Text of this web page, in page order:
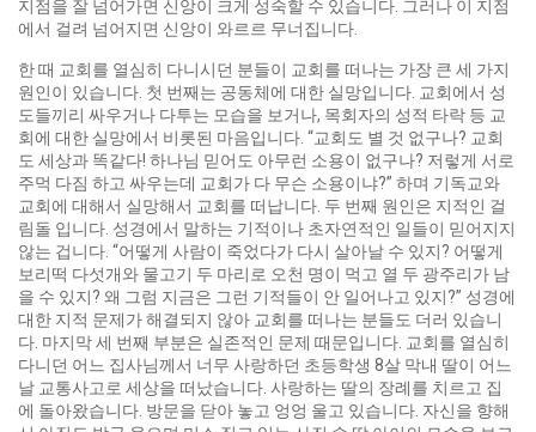
지점을 잘 넘어가면 신앙이 크게 성숙할 수 있습니다. 그러나 이 지점
에서 걸려 넘어지면 신앙이 와르르 무너집니다.
한 때 교회를 열심히 다니시던 분들이 교회를 떠나는 가장 큰 세 가지
원인이 있습니다. 첫 번째는 공동체에 대한 실망입니다. 교회에서 성
도들끼리 싸우거나 다투는 모습을 보거나, 목회자의 성적 타락 등 교
회에 대한 실망에서 비롯된 마음입니다. “교회도 별 것 없구나? 교회
도 세상과 똑같다! 하나님 믿어도 아무런 소용이 없구나? 저렇게 서로
주먹 다짐 하고 싸우는데 교회가 다 무슨 소용이냐?” 하며 기독교와
교회에 대해서 실망해서 교회를 떠납니다. 두 번째 원인은 지적인 걸
림돌 입니다. 성경에서 말하는 기적이나 초자연적인 일들이 믿어지지
않는 겁니다. “어떻게 사람이 죽었다가 다시 살아날 수 있지? 어떻게
보리떡 다섯개와 물고기 두 마리로 오천 명이 먹고 열 두 광주리가 남
을 수 있지? 왜 그럼 지금은 그런 기적들이 안 일어나고 있지?” 성경에
대한 지적 문제가 해결되지 않아 교회를 떠나는 분들도 더러 있습니
다. 마지막 세 번째 부분은 실존적인 문제 때문입니다. 교회를 열심히
다니던 어느 집사님께서 너무 사랑하던 초등학생 8살 막내 딸이 어느
날 교통사고로 세상을 떠났습니다. 사랑하는 딸의 장례를 치르고 집
에 돌아왔습니다. 방문을 닫아 놓고 엉엉 울고 있습니다. 자신을 향해